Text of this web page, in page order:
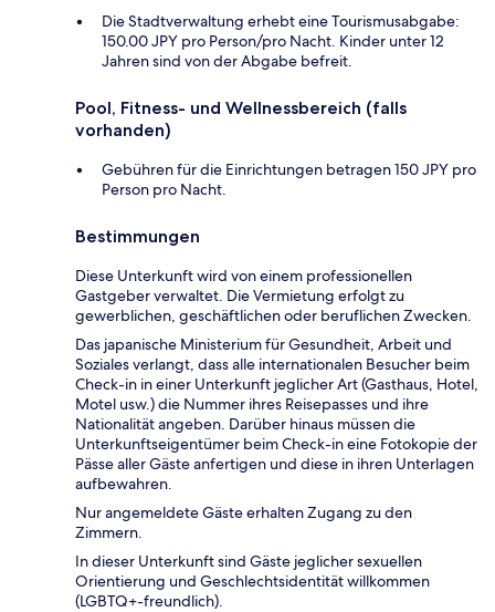
Die Stadtverwaltung erhebt eine Tourismusabgabe:
150.00 JPY pro Person/pro Nacht. Kinder unter 12
Jahren sind von der Abgabe befreit.
Pool, Fitness- und Wellnessbereich (falls
vorhanden)
Gebühren für die Einrichtungen betragen 150 JPY pro
Person pro Nacht.
Bestimmungen
Diese Unterkunft wird von einem professionellen
Gastgeber verwaltet. Die Vermietung erfolgt zu
gewerblichen, geschäftlichen oder beruflichen Zwecken.
Das japanische Ministerium für Gesundheit, Arbeit und
Soziales verlangt, dass alle internationalen Besucher beim
Check-in in einer Unterkunft jeglicher Art (Gasthaus, Hotel,
Motel usw.) die Nummer ihres Reisepasses und ihre
Nationalität angeben. Darüber hinaus müssen die
Unterkunftseigentümer beim Check-in eine Fotokopie der
Pässe aller Gäste anfertigen und diese in ihren Unterlagen
aufbewahren.
Nur angemeldete Gäste erhalten Zugang zu den
Zimmern.
In dieser Unterkunft sind Gäste jeglicher sexuellen
Orientierung und Geschlechtsidentität willkommen
(LGBTQ+-freundlich).